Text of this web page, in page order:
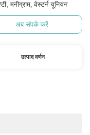
मनीग्राम, वेस्टर्न यूनियन
अब संपर्क करें
उत्पाद वर्णन